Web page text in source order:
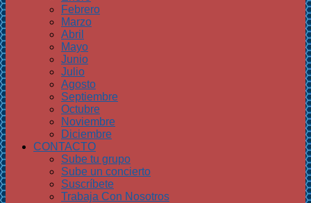
Febrero
Marzo
Abril
Mayo
Junio
Julio
Agosto
Septiembre
Octubre
Noviembre
Diciembre
CONTACTO
Sube tu grupo
Sube un concierto
Suscríbete
Trabaja Con Nosotros